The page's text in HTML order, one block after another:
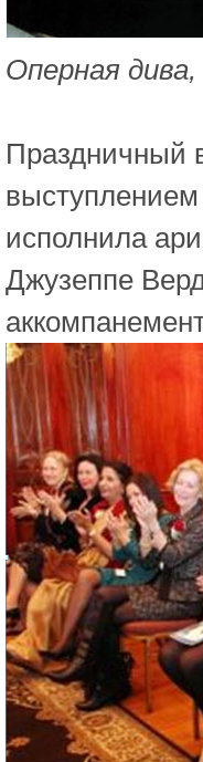
Оперная
Праздничный
исполнила
Джузеппе